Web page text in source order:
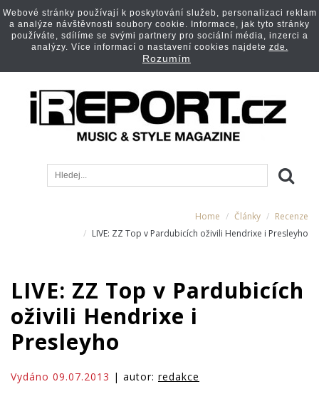
Home Články
Recenze
LIVE: ZZ Top v Pardubicích oživili Hendrixe i Presleyho
LIVE: ZZ Top v Pardubicích
oživili Hendrixe i
Presleyho
Vydáno 09.07.2013 | autor: redakce
Webové stránky používají k poskytování služeb, personalizaci reklam
a analýze návštěvnosti soubory cookie. Informace, jak tyto stránky
používáte, sdílíme se svými partnery pro sociální média, inzerci a
analýzy. Více informací o nastavení cookies najdete zde.
Rozumím